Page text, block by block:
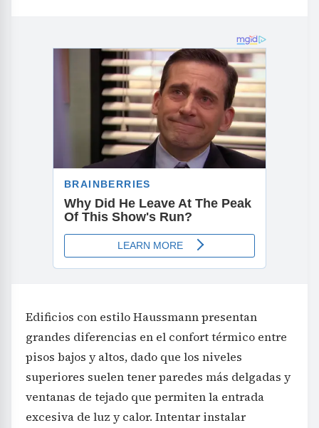
Edificios con estilo Haussmann presentan
grandes diferencias en el confort térmico entre
pisos bajos y altos, dado que los niveles
superiores suelen tener paredes más delgadas y
ventanas de tejado que permiten la entrada
excesiva de luz y calor. Intentar instalar